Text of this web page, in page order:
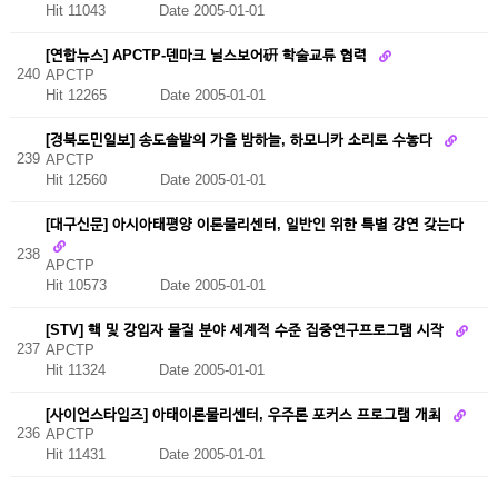
Hit 11043 Date 2005-01-01
240
[연합뉴스] APCTP-덴마크 닐스보어硏 학술교류 협력
APCTP
Hit 12265
Date 2005-01-01
239
[경북도민일보] 송도솔밭의 가을 밤하늘, 하모니카 소리로 수놓다
APCTP
Hit 12560
Date 2005-01-01
238
[대구신문] 아시아태평양 이론물리센터, 일반인 위한 특별 강연 갖는다
APCTP
Hit 10573 Date 2005-01-01
237
[STV] 핵 및 강입자 물질 분야 세계적 수준 집중연구프로그램 시작
APCTP
Hit 11324
Date 2005-01-01
236
[사이언스타임즈] 아태이론물리센터, 우주론 포커스 프로그램 개최
APCTP
Hit 11431
Date 2005-01-01